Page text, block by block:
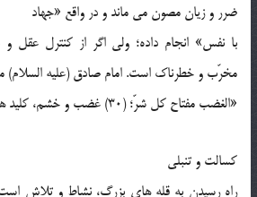
ضرر و زیان مصون می ماند و در واقع «جهاد
با نفس» انجام داده؛ ولی اگر از کنترل عقل
مخرّب و خطرناک است. امام صادق (علیه السلام)
«الغضب مفتاح کل شرّ؛ (30) غضب و خشم، کلید هر گونه بدی است».
کسالت و تنبلی
راه رسیدن به قله های بزرگ، نشاط و تلاش